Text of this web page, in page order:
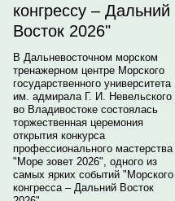
конгрессу – Дальний
Восток 2026"
В Дальневосточном морском
тренажерном центре Морского
государственного университета
им. адмирала Г. И. Невельского
во Владивостоке состоялась
торжественная церемония
открытия конкурса
профессионального мастерства
"Море зовет 2026", одного из
самых ярких событий "Морского
конгресса – Дальний Восток